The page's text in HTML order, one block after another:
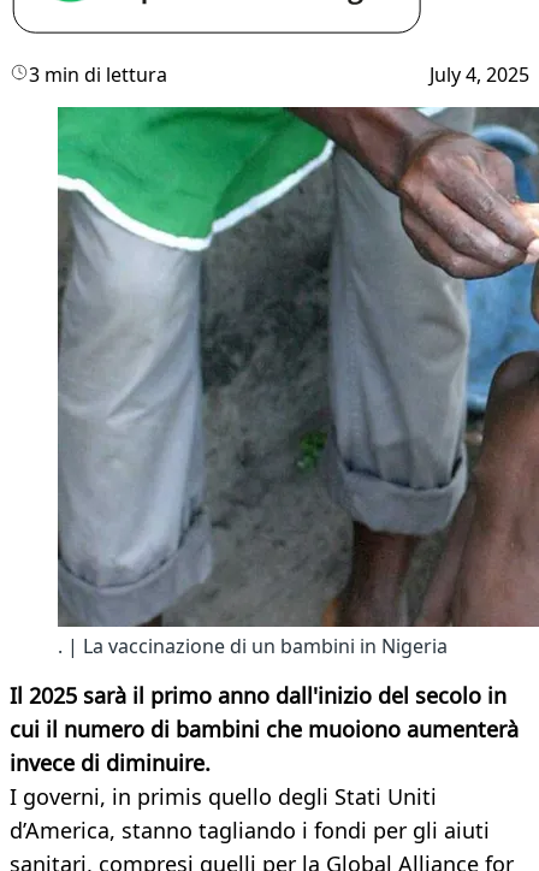
3 min di lettura July 4, 2025
. | La vaccinazione di un bambini in Nigeria
Il 2025 sarà il primo anno dall'inizio del secolo in
cui il numero di bambini che muoiono aumenterà
invece di diminuire.
I governi, in primis quello degli Stati Uniti
d’America, stanno tagliando i fondi per gli aiuti
sanitari, compresi quelli per la Global Alliance for